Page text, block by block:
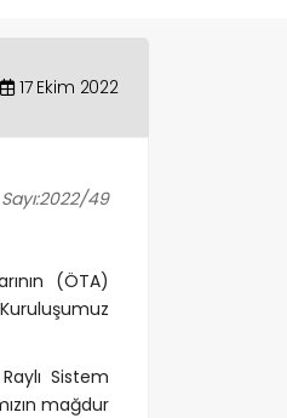
17 Ekim 2022
Sayı:2022/49
(ÖTA)
Kuruluşumuz
Sistem
mağdur